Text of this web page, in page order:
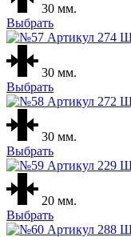
30 мм.
Выбрать
30 мм.
Выбрать
30 мм.
Выбрать
20 мм.
Выбрать